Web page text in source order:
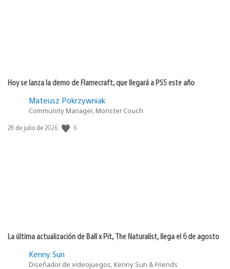
Hoy se lanza la demo de Flamecraft, que llegará a PS5 este año
Mateusz Pokrzywniak
Community Manager, Monster Couch
Fecha
28 de julio de 2026 6
La última actualización de Ball x Pit, The Naturalist, llega el 6 de agosto
Kenny Sun
Diseñador de videojuegos, Kenny Sun & Friends